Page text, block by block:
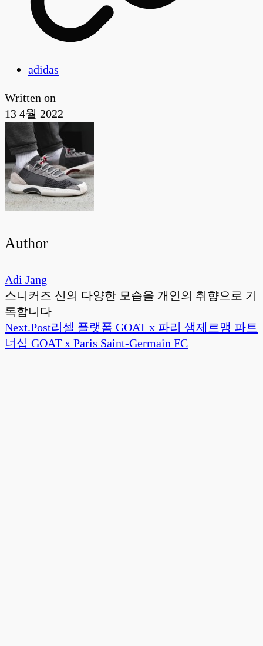
adidas
Written on
13 4월 2022
Author
Adi Jang
스니커즈 신의 다양한 모습을 개인의 취향으로 기
록합니다
Next.Post리셀 플랫폼 GOAT x 파리 생제르맹 파트
너십 GOAT x Paris Saint-Germain FC